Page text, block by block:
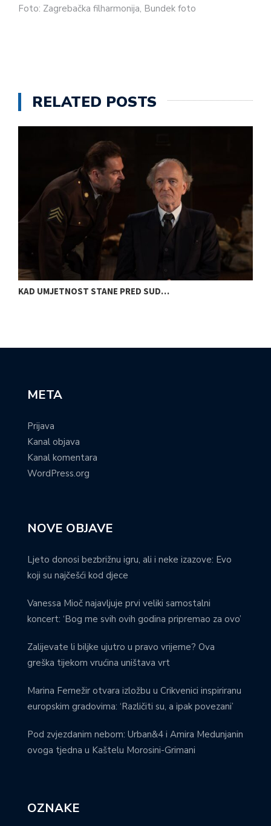
Foto: Zagrebačka filharmonija, Bundek foto
RELATED POSTS
KAD UMJETNOST STANE PRED SUD…
META
Prijava
Kanal objava
Kanal komentara
WordPress.org
NOVE OBJAVE
Ljeto donosi bezbrižnu igru, ali i neke izazove: Evo
koji su najčešći kod djece
Vanessa Mioč najavljuje prvi veliki samostalni
koncert: ‘Bog me svih ovih godina pripremao za ovo’
Zalijevate li biljke ujutro u pravo vrijeme? Ova
greška tijekom vrućina uništava vrt
Marina Fernežir otvara izložbu u Crikvenici inspiriranu
europskim gradovima: ‘Različiti su, a ipak povezani’
Pod zvjezdanim nebom: Urban&4 i Amira Medunjanin
ovoga tjedna u Kaštelu Morosini-Grimani
OZNAKE